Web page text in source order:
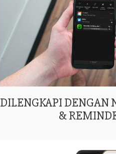
DILENGKAPI DENGAN
&